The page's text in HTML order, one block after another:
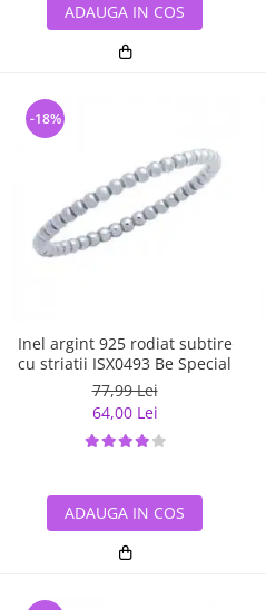
ADAUGA IN COS
Inel argint 925 rodiat subtire
cu striatii ISX0493 Be Special
77,99 Lei
64,00 Lei
-18%
ADAUGA IN COS